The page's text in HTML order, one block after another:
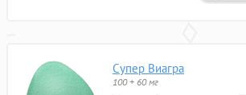
Супер Виагра
100 + 60 мг